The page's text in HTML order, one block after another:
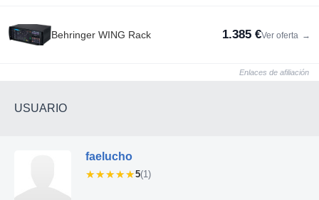
Behringer WING Rack 1.385 €Ver oferta →
Enlaces de afiliación
USUARIO
faelucho
★★★★★
★★★★★5(1)